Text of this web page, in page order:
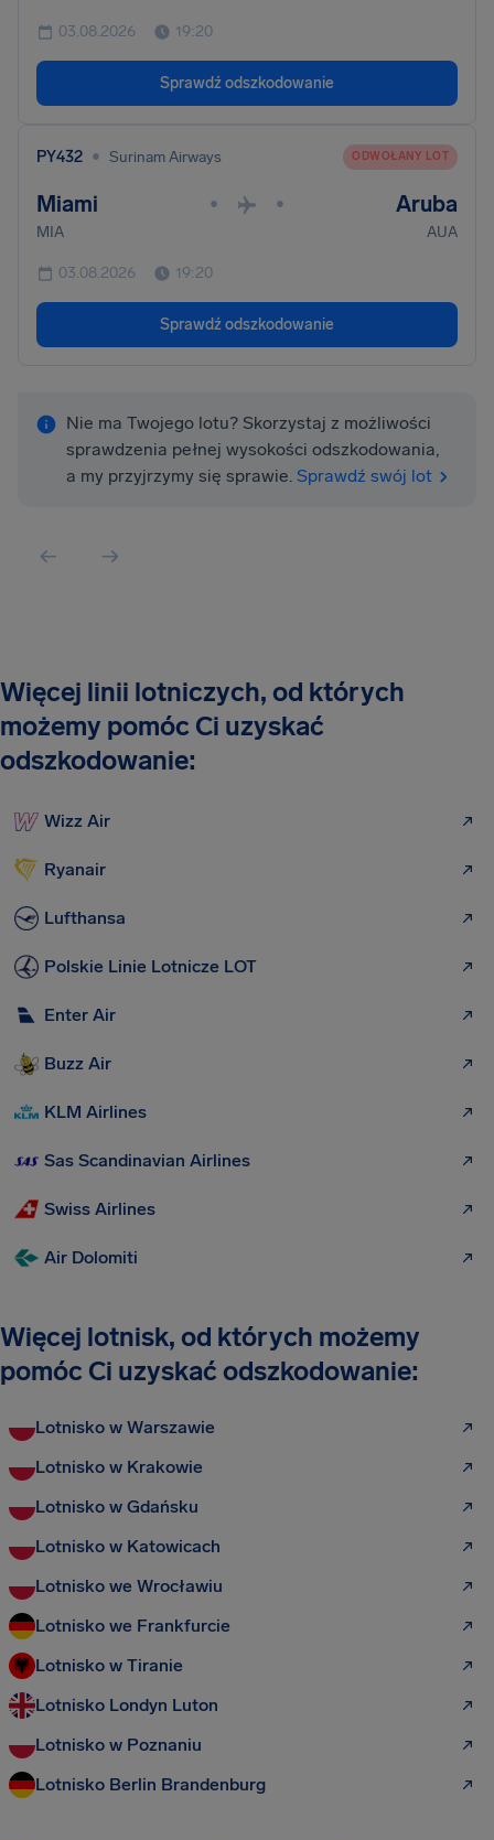
03.08.2026 19:20
Sprawdź odszkodowanie
PY432 • Surinam Airways ODWOŁANY LOT
Miami • • Aruba
MIA AUA
03.08.2026 19:20
Sprawdź odszkodowanie
Nie ma Twojego lotu? Skorzystaj z możliwości
sprawdzenia pełnej wysokości odszkodowania,
a my przyjrzymy się sprawie. Sprawdź swój lot
Więcej linii lotniczych, od których
możemy pomóc Ci uzyskać
odszkodowanie:
Wizz Air
Ryanair
Lufthansa
Polskie Linie Lotnicze LOT
Enter Air
Buzz Air
KLM Airlines
Sas Scandinavian Airlines
Swiss Airlines
Air Dolomiti
Więcej lotnisk, od których możemy
pomóc Ci uzyskać odszkodowanie:
Lotnisko w Warszawie
Lotnisko w Krakowie
Lotnisko w Gdańsku
Lotnisko w Katowicach
Lotnisko we Wrocławiu
Lotnisko we Frankfurcie
Lotnisko w Tiranie
Lotnisko Londyn Luton
Lotnisko w Poznaniu
Lotnisko Berlin Brandenburg